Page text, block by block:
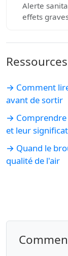
Alerte
effets
→ Comment
avant de sortir
→ Comprendre
et leur
→ Quand le
qualité de l'air